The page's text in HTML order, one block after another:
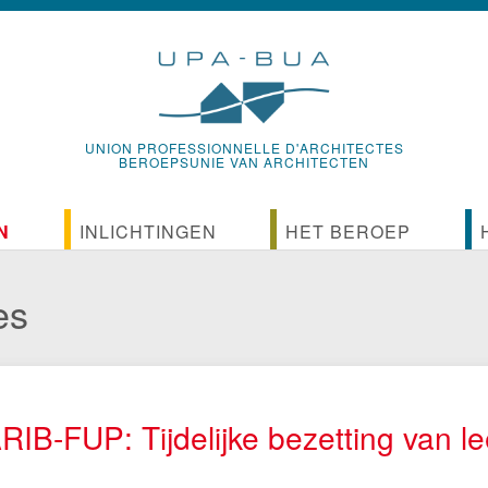
UNION PROFESSIONNELLE D'ARCHITECTES
BEROEPSUNIE VAN ARCHITECTEN
INLICHTINGEN
Gidsen en Vade-mecums
HET BEROEP
De associatieve structuren
FUP: Tijdelijke bezetting van